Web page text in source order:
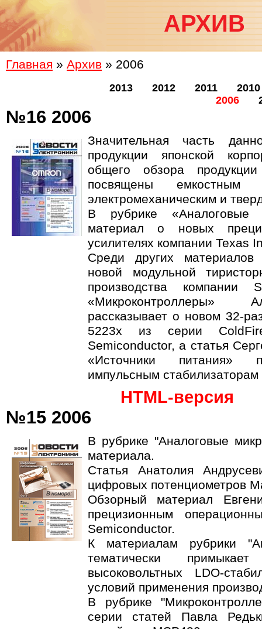
АРХИВ
Главная » Архив » 2006
2013 2012 2011
2010
2006
№16 2006
Значительная часть
продукции японской
общего обзора
посвящены емкостным
электромеханическим и
В рубрике «Аналоговые
материал о новых
усилителях компании Texas
Среди других
новой модульной
производства компании
«Микроконтроллеры»
рассказывает о новом 32-
5223x из серии
Semiconductor, а статья
«Источники питания»
импульсным
HTML-версия
№15 2006
В рубрике "Аналоговые
материала.
Статья Анатолия
цифровых потенциометров
Обзорный материал
прецизионным
Semiconductor.
К материалам рубрики
тематически
высоковольтных LDO-
условий применения
В рубрике
серии статей Павла